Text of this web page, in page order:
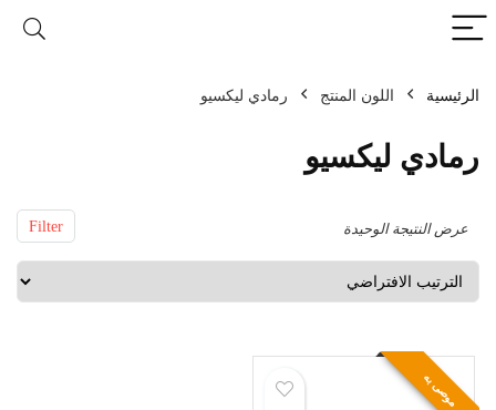
الرئيسية اللون المنتج
Filter عرض النتيجة الوحيدة
موصى به